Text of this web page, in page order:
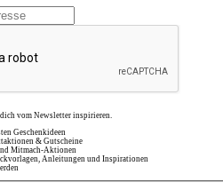
vom Newsletter inspirieren.
Geschenkideen
& Gutscheine
Mitmach-Aktionen
Anleitungen und Inspirationen